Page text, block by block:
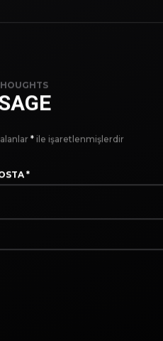
ile işaretlenmişlerdir